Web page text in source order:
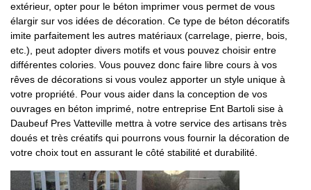
extérieur, opter pour le béton imprimer vous permet de vous
élargir sur vos idées de décoration. Ce type de béton décoratifs
imite parfaitement les autres matériaux (carrelage, pierre, bois,
etc.), peut adopter divers motifs et vous pouvez choisir entre
différentes colories. Vous pouvez donc faire libre cours à vos
rêves de décorations si vous voulez apporter un style unique à
votre propriété. Pour vous aider dans la conception de vos
ouvrages en béton imprimé, notre entreprise Ent Bartoli sise à
Daubeuf Pres Vatteville mettra à votre service des artisans très
doués et très créatifs qui pourrons vous fournir la décoration de
votre choix tout en assurant le côté stabilité et durabilité.